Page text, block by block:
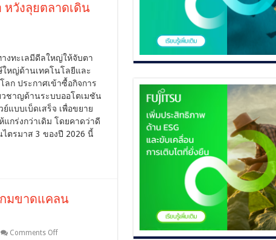
หวังลุยตลาดเดิน
งทะเลมีดีลใหญ่ให้จับตา
ใหญ่ด้านเทคโนโลยีและ
ก ประกาศเข้าซื้อกิจการ
วชาญด้านระบบออโตเมชัน
ย์แบบเบ็ดเสร็จ เพื่อขยาย
แกร่งกว่าเดิม โดยคาดว่าดี
ตรมาส 3 ของปี 2026 นี้
กมขาดแคลน
Comments Offon